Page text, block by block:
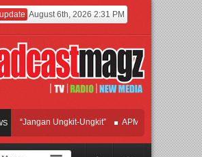
August 6th, 2026 2:31 PM
Ungkit-Ungkit” APMF 2026 Dorong
Semangat Lokal, BIRKENSTOCK INDONESIA